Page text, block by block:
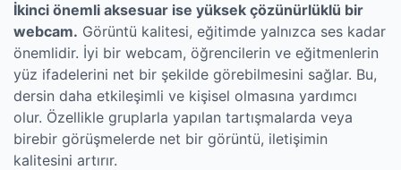
İkinci önemli aksesuar ise yüksek çözünürlüklü bir
webcam. Görüntü kalitesi, eğitimde yalnızca ses kadar
önemlidir. İyi bir webcam, öğrencilerin ve eğitmenlerin
yüz ifadelerini net bir şekilde görebilmesini sağlar. Bu,
dersin daha etkileşimli ve kişisel olmasına yardımcı
olur. Özellikle gruplarla yapılan tartışmalarda veya
birebir görüşmelerde net bir görüntü, iletişimin
kalitesini artırır.